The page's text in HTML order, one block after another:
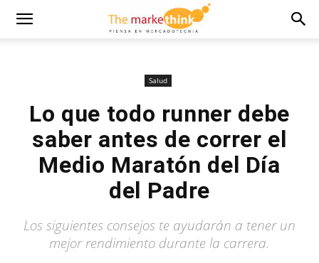
Salud
Lo que todo runner debe
saber antes de correr el
Medio Maratón del Día
del Padre
Los siguientes consejos te ayudarán a tener un
mejor rendimiento durante la carrera.